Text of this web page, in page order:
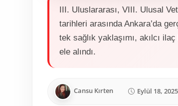
III. Uluslararası, VIII. Ulusal
tarihleri arasında Ankara’da
tek sağlık yaklaşımı, akılcı
ele alındı.
Cansu Kırten Eylül 18,